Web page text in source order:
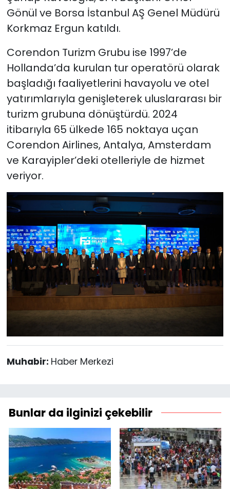
Gönül ve Borsa İstanbul AŞ Genel Müdürü
Korkmaz Ergun katıldı.
Corendon Turizm Grubu ise 1997’de
Hollanda’da kurulan tur operatörü olarak
başladığı faaliyetlerini havayolu ve otel
yatırımlarıyla genişleterek uluslararası bir
turizm grubuna dönüştürdü. 2024
itibarıyla 65 ülkede 165 noktaya uçan
Corendon Airlines, Antalya, Amsterdam
ve Karayipler’deki otelleriyle de hizmet
veriyor.
Muhabir: Haber Merkezi
Bunlar da ilginizi çekebilir